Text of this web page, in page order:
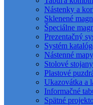
Nástenky a
Sklenené
Špeciálne
Prezentačný
Systém
Nástenné mapy
Stolové stojany
Plastové
Ukazovátka a
Informačné
Spätné